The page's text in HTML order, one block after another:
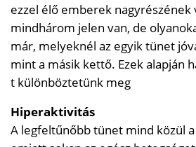
ezzel élő emberek nagyrészének
mindhárom jelen van, de
már, melyeknél az egyik tünet
mint a másik kettő. Ezek alapján
t különböztetünk meg
Hiperaktivitás
A legfeltűnőbb tünet mind közül